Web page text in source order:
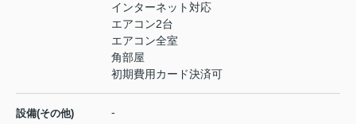
インターネット対応
エアコン2台
エアコン全室
角部屋
初期費用カード決済可
設備(その他) -